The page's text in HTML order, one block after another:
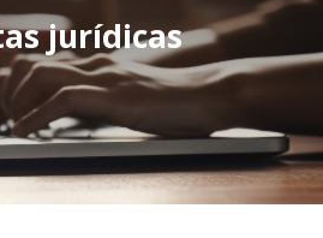
jurídicas